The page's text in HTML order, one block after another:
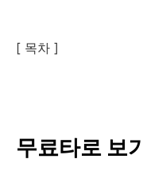
[ 목차 ]
무료타로 보